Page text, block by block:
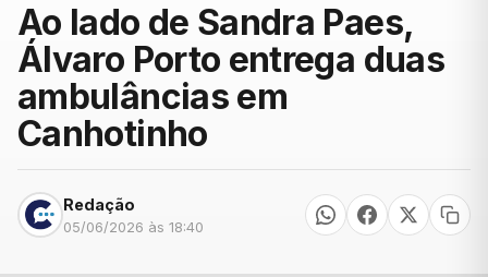
Ao lado de Sandra Paes,
Álvaro Porto entrega duas
ambulâncias em
Canhotinho
Redação
05/06/2026 às 18:40